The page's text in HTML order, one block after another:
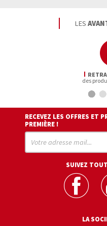
LES
des
RECEVEZ LES OFFRES ET
PREMIÈRE !
SUIVEZ
LA